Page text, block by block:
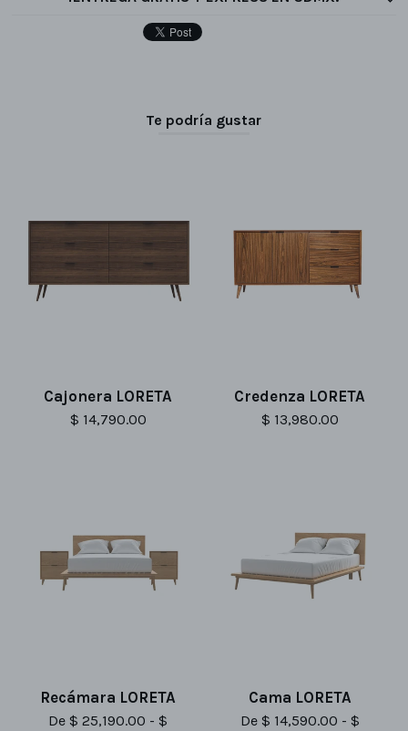
Te podría gustar
Cajonera LORETA
$ 14,790.00
Credenza LORETA
$ 13,980.00
Recámara LORETA
De $ 25,190.00 - $
Cama LORETA
De $ 14,590.00 - $